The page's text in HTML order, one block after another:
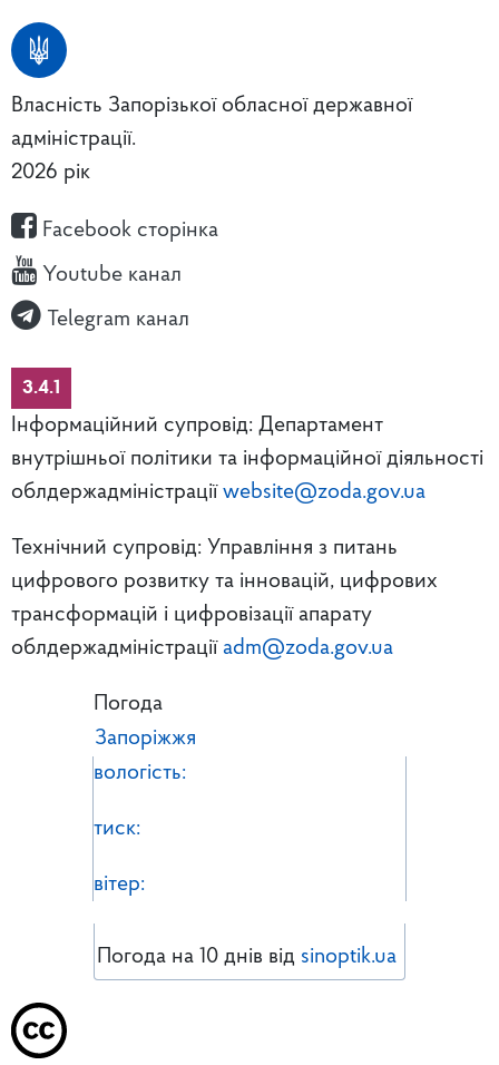
Власність Запорізької обласної державної
адміністрації.
2026 рік
Facebook сторінка
Youtube канал
Telegram канал
3.4.1
Інформаційний супровід: Департамент
внутрішньої політики та інформаційної діяльності
облдержадміністрації website@zoda.gov.ua
Технічний супровід: Управління з питань
цифрового розвитку та інновацій, цифрових
трансформацій і цифровізації апарату
облдержадміністрації adm@zoda.gov.ua
Погода
Запоріжжя
вологість:
тиск:
вітер:
Погода на 10 днів від sinoptik.ua